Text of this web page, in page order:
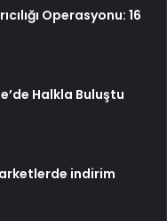
Operasyonu: 16
Halkla Buluştu
indirim